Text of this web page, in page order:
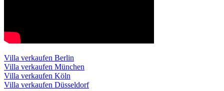
Villa verkaufen Berlin
Villa verkaufen München
Villa verkaufen Köln
Villa verkaufen Düsseldorf